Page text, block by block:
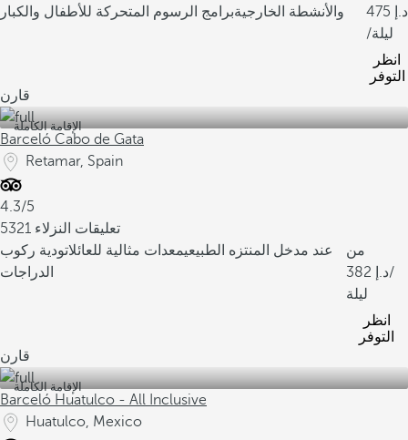
والأنشطة الخارجيةبرامج الرسوم المتحركة للأطفال والكبار
475
/ليلة
انظر
التوفر
قارن
الإقامة الكاملة
Barceló Cabo de Gata
Retamar, Spain
4.3/5
5321 تعليقات النزلاء
عند مدخل المنتزه الطبيعيمعدات مثالية للعائلاتودية ركوب
الدراجات
من
382
/
ليلة
انظر
التوفر
قارن
الإقامة الكاملة
Barceló Huatulco - All Inclusive
Huatulco, Mexico